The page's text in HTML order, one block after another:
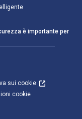
è importante per
sui cookie
cookie